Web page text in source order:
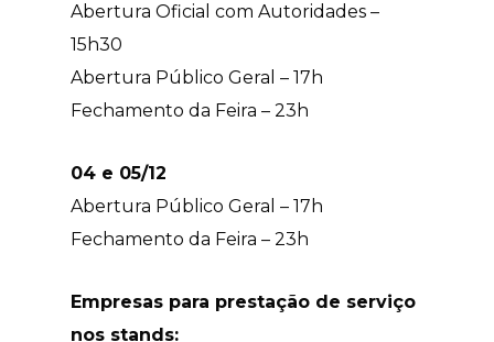
Abertura Oficial com Autoridades –
15h30
Abertura Público Geral – 17h
Fechamento da Feira – 23h
04 e 05/12
Abertura Público Geral – 17h
Fechamento da Feira – 23h
Empresas para prestação de serviço
nos stands: